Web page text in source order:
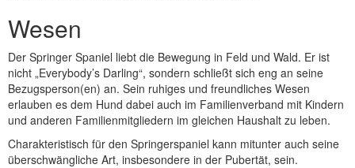
Wesen
Der Springer Spaniel liebt die Bewegung in Feld und Wald. Er ist
nicht „Everybody’s Darling“, sondern schließt sich eng an seine
Bezugsperson(en) an. Sein ruhiges und freundliches Wesen
erlauben es dem Hund dabei auch im Familienverband mit Kindern
und anderen Familienmitgliedern im gleichen Haushalt zu leben.
Charakteristisch für den Springerspaniel kann mitunter auch seine
überschwängliche Art, insbesondere in der Pubertät, sein.